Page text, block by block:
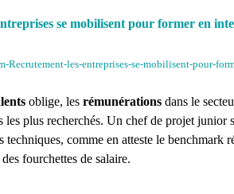
se mobilisent pour former en
Recrutement-les-entreprises-se-mobilisent-pour-
oblige, lesrémunérationsdans le
les plus recherchés. Un chef de projet junior
techniques, comme en atteste lebenchmark
fourchettes de salaire.